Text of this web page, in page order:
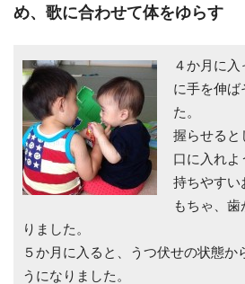
め、歌に合わせて体をゆらす
４か月に
に手を伸ば
た。
握らせると
口に入れよ
持ちやすい
もちゃ、
りました。
５か月に入ると、うつ伏せの状態か
うになりました。